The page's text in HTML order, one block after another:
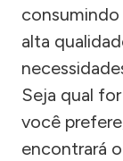
alta
Seja qual
você
encontrará